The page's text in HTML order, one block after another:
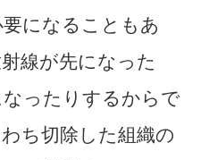
になることもあ
線が先になった
ったりするからで
ち切除した組織の